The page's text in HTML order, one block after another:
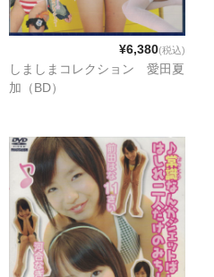
¥6,380(税込)
しましまコレクション 愛田夏
加（BD）